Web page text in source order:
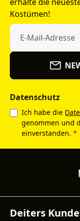
Kostümen!
Datenschutz
Ich habe die
genommen und
einverstanden. *
Deiters